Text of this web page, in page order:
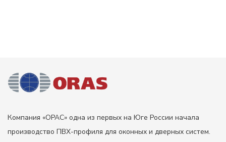
Компания «ОРАС» одна из первых на Юге России начала
производство ПВХ-профиля для оконных и дверных систем.